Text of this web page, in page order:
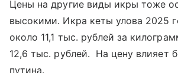
Цены на другие виды икры тоже
высокими. Икра кеты улова 2025
около 11,1 тыс. рублей за
12,6 тыс. рублей. На цену влияет
путина.